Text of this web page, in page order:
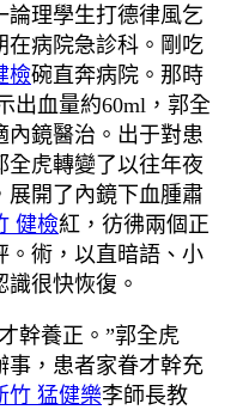
論理學生打德律風乞
在病院急診科。剛吃
檢碗直奔病院。那時
出血量約60ml，郭全
內鏡醫治。出于對患
全虎轉變了以往年夜
展開了內鏡下血腫肅
健檢紅，彷彿兩個正
。術，以直暗語、小
很快恢復。
幹養正。”郭全虎
事，患者家眷才幹充
竹 猛健樂李師長教